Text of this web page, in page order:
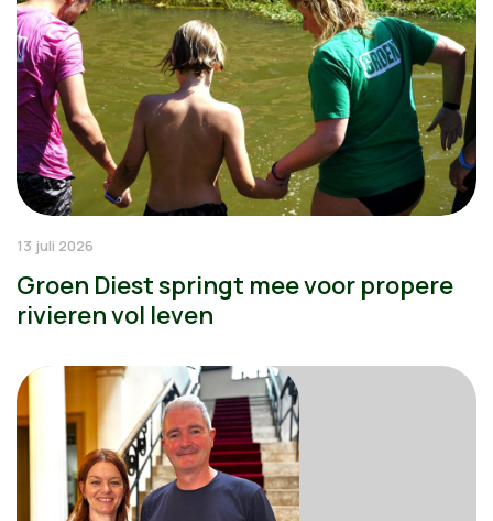
13 juli 2026
Groen Diest springt mee voor propere
rivieren vol leven